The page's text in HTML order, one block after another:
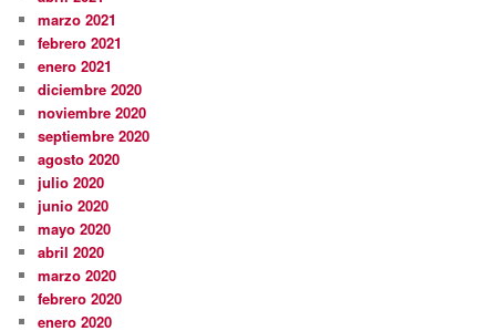
marzo 2021
febrero 2021
enero 2021
diciembre 2020
noviembre 2020
septiembre 2020
agosto 2020
julio 2020
junio 2020
mayo 2020
abril 2020
marzo 2020
febrero 2020
enero 2020